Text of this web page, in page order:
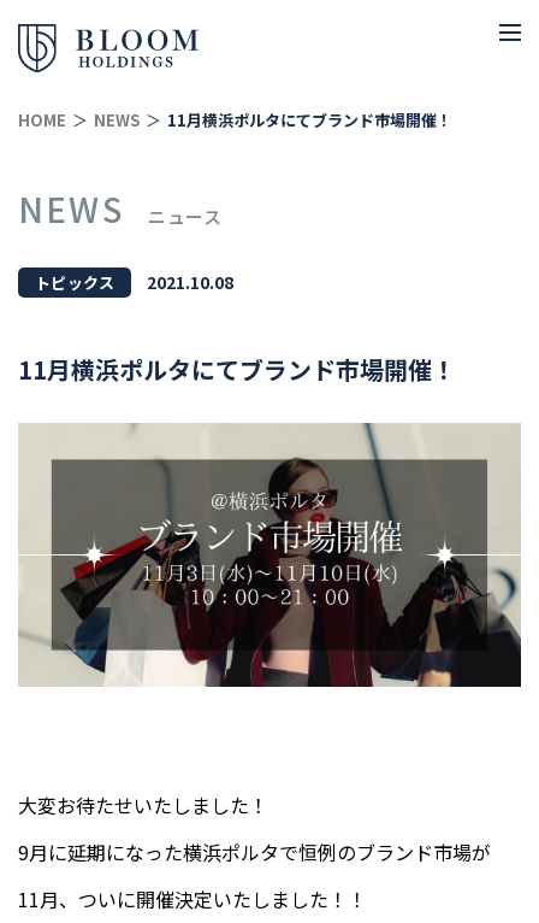
HOME NEWS 11月横浜ポルタにてブランド市場開催！
NEWS ニュース
トピックス 2021.10.08
11月横浜ポルタにてブランド市場開催！
大変お待たせいたしました！
9月に延期になった横浜ポルタで恒例のブランド市場が
11月、ついに開催決定いたしました！！